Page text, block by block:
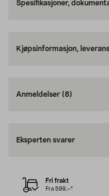
Spesifikasjoner,
Kjøpsinformasjon,
Anmeldelser (8)
Eksperten svarer
Fri frakt
Fra 599,–*